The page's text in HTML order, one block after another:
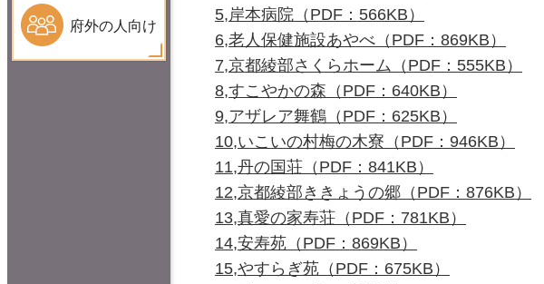
府外の人向け
5,岸本病院（PDF：566KB）
6,老人保健施設あやべ（PDF：869KB）
7,京都綾部さくらホーム（PDF：555KB）
8,すこやかの森（PDF：640KB）
9,アザレア舞鶴（PDF：625KB）
10,いこいの村梅の木寮（PDF：946KB）
11,丹の国荘（PDF：841KB）
12,京都綾部ききょうの郷（PDF：876KB）
13,真愛の家寿荘（PDF：781KB）
14,安寿苑（PDF：869KB）
15,やすらぎ苑（PDF：675KB）